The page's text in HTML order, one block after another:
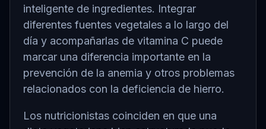
inteligente de ingredientes. Integrar
diferentes fuentes vegetales a lo largo del
día y acompañarlas de vitamina C puede
marcar una diferencia importante en la
prevención de la anemia y otros problemas
relacionados con la deficiencia de hierro.
Los nutricionistas coinciden en que una